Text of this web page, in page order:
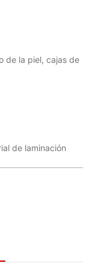
de la piel, cajas de
de laminación